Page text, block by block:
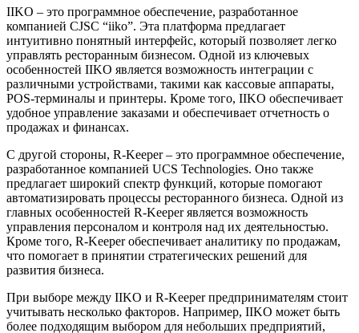
IIKO – это программное обеспечение, разработанное
компанией CJSC “iiko”. Эта платформа предлагает
интуитивно понятный интерфейс, который позволяет легко
управлять ресторанным бизнесом. Одной из ключевых
особенностей IIKO является возможность интеграции с
различными устройствами, такими как кассовые аппараты,
POS-терминалы и принтеры. Кроме того, IIKO обеспечивает
удобное управление заказами и обеспечивает отчетность о
продажах и финансах.
С другой стороны, R-Keeper – это программное обеспечение,
разработанное компанией UCS Technologies. Оно также
предлагает широкий спектр функций, которые помогают
автоматизировать процессы ресторанного бизнеса. Одной из
главных особенностей R-Keeper является возможность
управления персоналом и контроля над их деятельностью.
Кроме того, R-Keeper обеспечивает аналитику по продажам,
что помогает в принятии стратегических решений для
развития бизнеса.
При выборе между IIKO и R-Keeper предпринимателям стоит
учитывать несколько факторов. Например, IIKO может быть
более подходящим выбором для небольших предприятий,